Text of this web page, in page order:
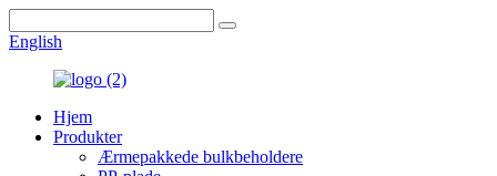
English
Hjem
Produkter
Ærmepakkede bulkbeholdere